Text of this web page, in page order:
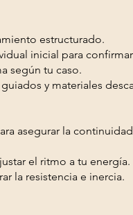
estructurado.
inicial para confirmar
según tu caso.
y materiales
asegurar la
el ritmo a tu energía.
la resistencia e inercia.